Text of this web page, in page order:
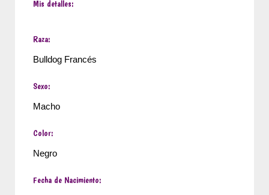
Mis detalles:
Raza:
Bulldog Francés
Sexo:
Macho
Color:
Negro
Fecha de Nacimiento: